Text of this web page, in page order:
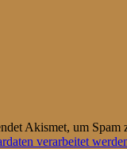
Akismet, um Spam
verarbeitet